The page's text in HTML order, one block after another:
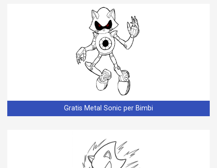
Gratis Metal Sonic per Bimbi